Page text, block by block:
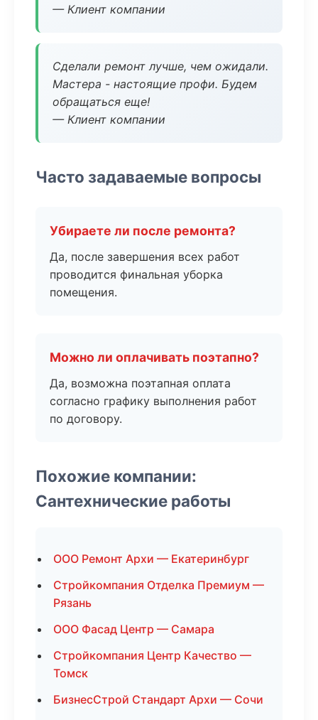
— Клиент компании
Сделали ремонт лучше, чем ожидали.
Мастера - настоящие профи. Будем
обращаться еще!
— Клиент компании
Часто задаваемые вопросы
Убираете ли после ремонта?
Да, после завершения всех работ
проводится финальная уборка
помещения.
Можно ли оплачивать поэтапно?
Да, возможна поэтапная оплата
согласно графику выполнения работ
по договору.
Похожие компании:
Сантехнические работы
ООО Ремонт Архи — Екатеринбург
Стройкомпания Отделка Премиум —
Рязань
ООО Фасад Центр — Самара
Стройкомпания Центр Качество —
Томск
БизнесСтрой Стандарт Архи — Сочи